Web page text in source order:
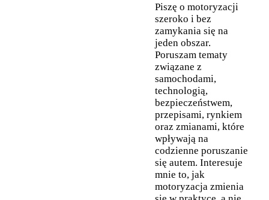
Piszę o motoryzacji
szeroko i bez
zamykania się na
jeden obszar.
Poruszam tematy
związane z
samochodami,
technologią,
bezpieczeństwem,
przepisami, rynkiem
oraz zmianami, które
wpływają na
codzienne poruszanie
się autem. Interesuje
mnie to, jak
motoryzacja zmienia